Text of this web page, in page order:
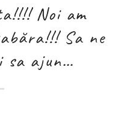
Noi am
Sa ne
sa ajun…